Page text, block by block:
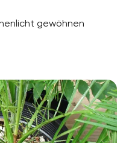
gewöhnen